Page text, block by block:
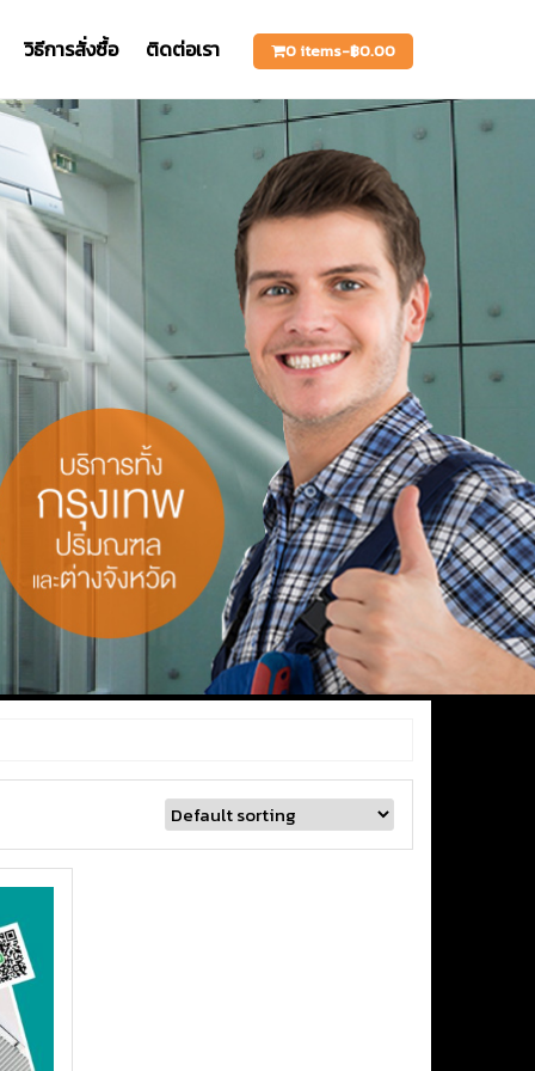
วิธีการสั่งซื้อ ติดต่อเรา 0 items-฿0.00